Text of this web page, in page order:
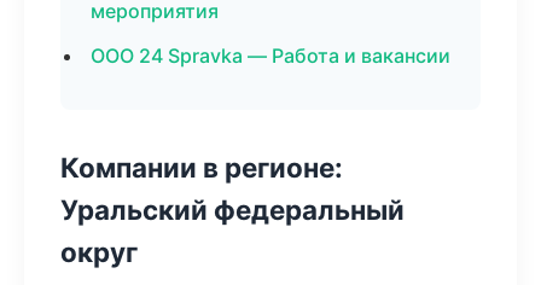
мероприятия
ООО 24 Spravka — Работа и вакансии
Компании в регионе:
Уральский федеральный
округ